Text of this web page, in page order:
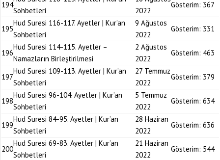
194
Sohbetleri
2022
Gösterim: 367
195
Hud Suresi 116-117. Ayetler | Kur’an
Sohbetleri
9 Ağustos
2022
Gösterim: 331
196
Hud Suresi 114-115. Ayetler –
Namazların Birleştirilmesi
2 Ağustos
2022
Gösterim: 463
197
Hud Suresi 109-113. Ayetler | Kur’an
Sohbetleri
27 Temmuz
2022
Gösterim: 379
198
Hud Suresi 96-104. Ayetler | Kur’an
Sohbetleri
5 Temmuz
2022
Gösterim: 634
199
Hud Suresi 84-95. Ayetler | Kur’an
Sohbetleri
28 Haziran
2022
Gösterim: 636
200
Hud Suresi 69-83. Ayetler | Kur’an
Sohbetleri
21 Haziran
2022
Gösterim: 544